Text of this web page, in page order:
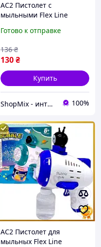
AC2 Пистолет с
мыльными Flex Line
розовый без батареек для
для DE
Готово к отправке
130₴
136 ₴
Купить
ShopMix - интернет-магазин сумок и аксессуаров 100%
AC2 Пистолет для
мыльных Flex Line